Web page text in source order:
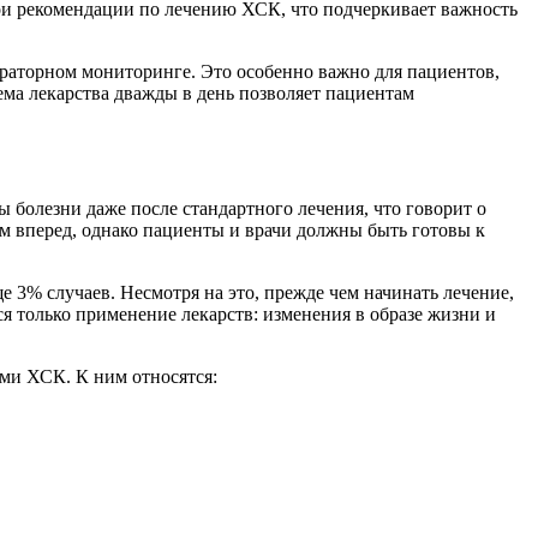
рекомендации по лечению ХСК, что подчеркивает важность
мониторинге. Это особенно важно для пациентов,
лекарства дважды в день позволяет пациентам
даже после стандартного лечения, что говорит о
однако пациенты и врачи должны быть готовы к
случаев. Несмотря на это, прежде чем начинать лечение,
применение лекарств: изменения в образе жизни и
ХСК. К ним относятся: